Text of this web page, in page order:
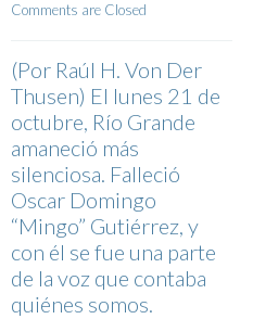
Comments are Closed
(Por Raúl H. Von Der
Thusen) El lunes 21 de
octubre, Río Grande
amaneció más
silenciosa. Falleció
Oscar Domingo
“Mingo” Gutiérrez, y
con él se fue una parte
de la voz que contaba
quiénes somos.